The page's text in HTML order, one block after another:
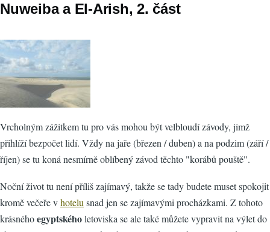
Nuweiba a El-Arish, 2. část
Vrcholným zážitkem tu pro vás mohou být velbloudí závody, jimž
přihlíží bezpočet lidí. Vždy na jaře (březen / duben) a na podzim (září /
říjen) se tu koná nesmírně oblíbený závod těchto "korábů pouště".
Noční život tu není příliš zajímavý, takže se tady budete muset spokojit
kromě večeře vhotelusnad jen se zajímavými procházkami. Z tohoto
krásnéhoegyptskéholetoviska se ale také můžete vypravit na výlet do